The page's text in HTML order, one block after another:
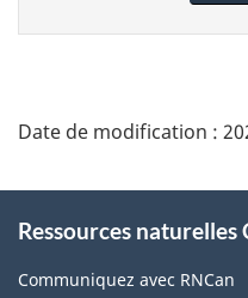
page
Date de modification :
this
site
Ressources naturelles
Communiquez avec RNCan